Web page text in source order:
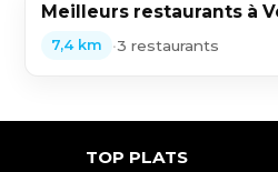
Meilleurs restaurants à
7,4 km •3 restaurants
TOP PLATS